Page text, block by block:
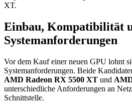
XT.
Einbau, Kompatibilität
Systemanforderungen
Vor dem Kauf einer neuen GPU lohnt
Systemanforderungen. Beide
AMD Radeon RX 5500 XT und
unterschiedliche Anforderungen an
Schnittstelle.